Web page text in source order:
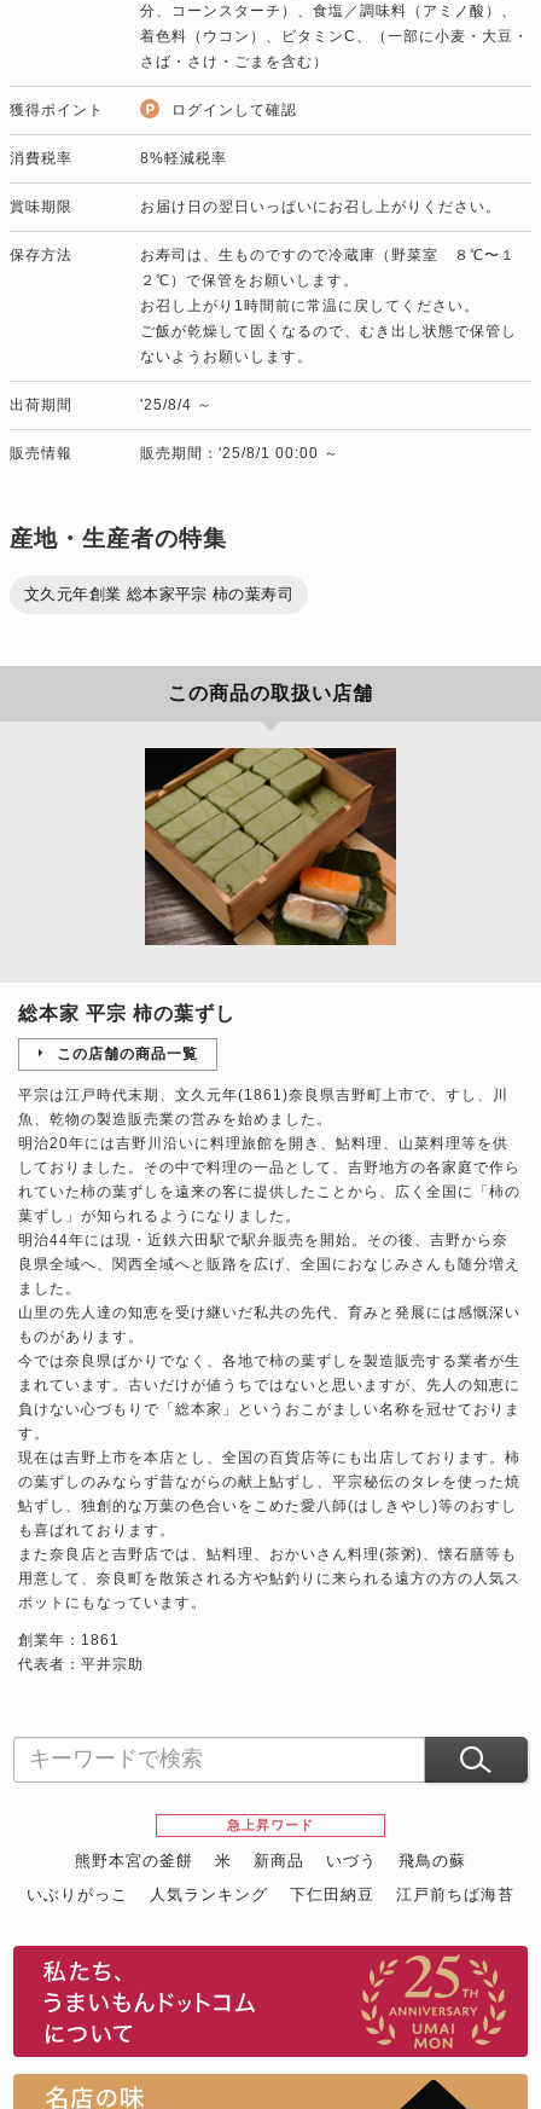
分、コーンスターチ）、食塩／調味料（アミノ酸）、
着色料（ウコン）、ビタミンC、（一部に小麦・大豆・
さば・さけ・ごまを含む）
獲得ポイント ログインして確認
消費税率 8%軽減税率
賞味期限 お届け日の翌日いっぱいにお召し上がりください。
保存方法
お寿司は、生ものですので冷蔵庫（野菜室 ８℃〜１
２℃）で保管をお願いします。
お召し上がり1時間前に常温に戻してください。
ご飯が乾燥して固くなるので、むき出し状態で保管し
ないようお願いします。
出荷期間 '25/8/4 ～
販売情報 販売期間：'25/8/1 00:00 ～
産地・生産者の特集
文久元年創業 総本家平宗 柿の葉寿司
この商品の取扱い店舗
総本家 平宗 柿の葉ずし
この店舗の商品一覧
平宗は江戸時代末期、文久元年(1861)奈良県吉野町上市で、すし、川
魚、乾物の製造販売業の営みを始めました。
明治20年には吉野川沿いに料理旅館を開き、鮎料理、山菜料理等を供
しておりました。その中で料理の一品として、吉野地方の各家庭で作ら
れていた柿の葉ずしを遠来の客に提供したことから、広く全国に「柿の
葉ずし」が知られるようになりました。
明治44年には現・近鉄六田駅で駅弁販売を開始。その後、吉野から奈
良県全域へ、関西全域へと販路を広げ、全国におなじみさんも随分増え
ました。
山里の先人達の知恵を受け継いだ私共の先代、育みと発展には感慨深い
ものがあります。
今では奈良県ばかりでなく、各地で柿の葉ずしを製造販売する業者が生
まれています。古いだけが値うちではないと思いますが、先人の知恵に
負けない心づもりで「総本家」というおこがましい名称を冠せておりま
す。
現在は吉野上市を本店とし、全国の百貨店等にも出店しております。柿
の葉ずしのみならず昔ながらの献上鮎ずし、平宗秘伝のタレを使った焼
鮎ずし、独創的な万葉の色合いをこめた愛八師(はしきやし)等のおすし
も喜ばれております。
また奈良店と吉野店では、鮎料理、おかいさん料理(茶粥)、懐石膳等も
用意して、奈良町を散策される方や鮎釣りに来られる遠方の方の人気ス
ポットにもなっています。
創業年：1861
代表者：平井宗助
急上昇ワード
熊野本宮の釜餅 米 新商品 いづう
飛鳥の蘇
いぶりがっこ
人気ランキング 下仁田納豆
江戸前ちば海苔